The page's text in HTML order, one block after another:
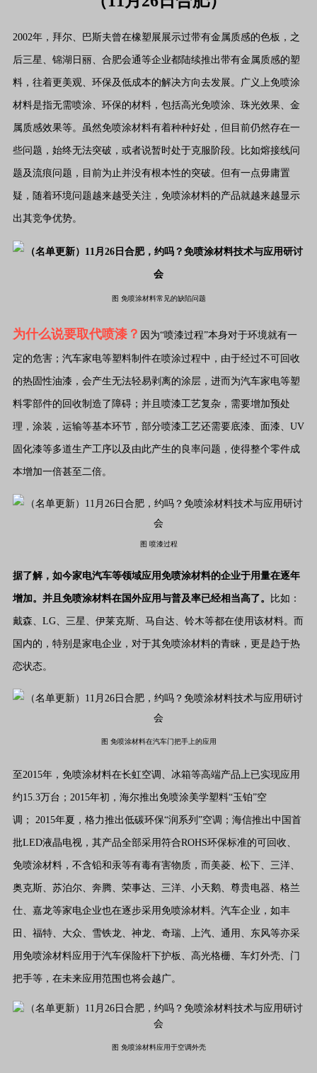
2002年，拜尔、巴斯夫曾在橡塑展展示过带有金属质感的色板，之
后三星、锦湖日丽、合肥会通等企业都陆续推出带有金属质感的塑
料，往着更美观、环保及低成本的解决方向去发展。广义上免喷涂
材料是指无需喷涂、环保的材料，包括高光免喷涂、珠光效果、金
属质感效果等。虽然免喷涂材料有着种种好处，但目前仍然存在一
些问题，始终无法突破，或者说暂时处于克服阶段。比如熔接线问
题及流痕问题，目前为止并没有根本性的突破。但有一点毋庸置
疑，随着环境问题越来越受关注，免喷涂材料的产品就越来越显示
出其竞争优势。
图 免喷涂材料常见的缺陷问题
为什么说要取代喷漆？ 因为“喷漆过程”本身对于环境就有一
定的危害；汽车家电等塑料制件在喷涂过程中，由于经过不可回收
的热固性油漆，会产生无法轻易剥离的涂层，进而为汽车家电等塑
料零部件的回收制造了障碍；并且喷漆工艺复杂，需要增加预处
理，涂装，运输等基本环节，部分喷漆工艺还需要底漆、面漆、UV
固化漆等多道生产工序以及由此产生的良率问题，使得整个零件成
本增加一倍甚至二倍。
图 喷漆过程
据了解，如今家电汽车等领域应用免喷涂材料的企业于用量在逐年
增加。并且免喷涂材料在国外应用与普及率已经相当高了。 比如：
戴森、LG、三星、伊莱克斯、马自达、铃木等都在使用该材料。而
国内的，特别是家电企业，对于其免喷涂材料的青睐，更是趋于热
恋状态。
图 免喷涂材料在汽车门把手上的应用
至2015年，免喷涂材料在长虹空调、冰箱等高端产品上已实现应用
约15.3万台；2015年初，海尔推出免喷涂美学塑料“玉铂”空
调； 2015年夏，格力推出低碳环保“润系列”空调；海信推出中国首
批LED液晶电视，其产品全部采用符合ROHS环保标准的可回收、
免喷涂材料，不含铅和汞等有毒有害物质，而美菱、松下、三洋、
奥克斯、苏泊尔、奔腾、荣事达、三洋、小天鹅、尊贵电器、格兰
仕、嘉龙等家电企业也在逐步采用免喷涂材料。汽车企业，如丰
田、福特、大众、雪铁龙、神龙、奇瑞、上汽、通用、东风等亦采
用免喷涂材料应用于汽车保险杆下护板、高光格栅、车灯外壳、门
把手等，在未来应用范围也将会越广。
图 免喷涂材料应用于空调外壳